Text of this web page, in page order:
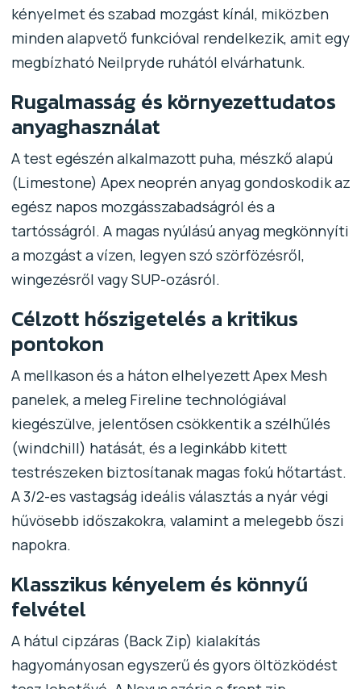
kényelmet és szabad mozgást kínál, miközben
minden alapvető funkcióval rendelkezik, amit egy
megbízható Neilpryde ruhától elvárhatunk.
Rugalmasság és környezettudatos
anyaghasználat
A test egészén alkalmazott puha, mészkő alapú
(Limestone) Apex neoprén anyag gondoskodik az
egész napos mozgásszabadságról és a
tartósságról. A magas nyúlású anyag megkönnyíti
a mozgást a vízen, legyen szó szörfözésről,
wingezésről vagy SUP-ozásról.
Célzott hőszigetelés a kritikus
pontokon
A mellkason és a háton elhelyezett Apex Mesh
panelek, a meleg Fireline technológiával
kiegészülve, jelentősen csökkentik a szélhűlés
(windchill) hatását, és a leginkább kitett
testrészeken biztosítanak magas fokú hőtartást.
A 3/2-es vastagság ideális választás a nyár végi
hűvösebb időszakokra, valamint a melegebb őszi
napokra.
Klasszikus kényelem és könnyű
felvétel
A hátul cipzáras (Back Zip) kialakítás
hagyományosan egyszerű és gyors öltözködést